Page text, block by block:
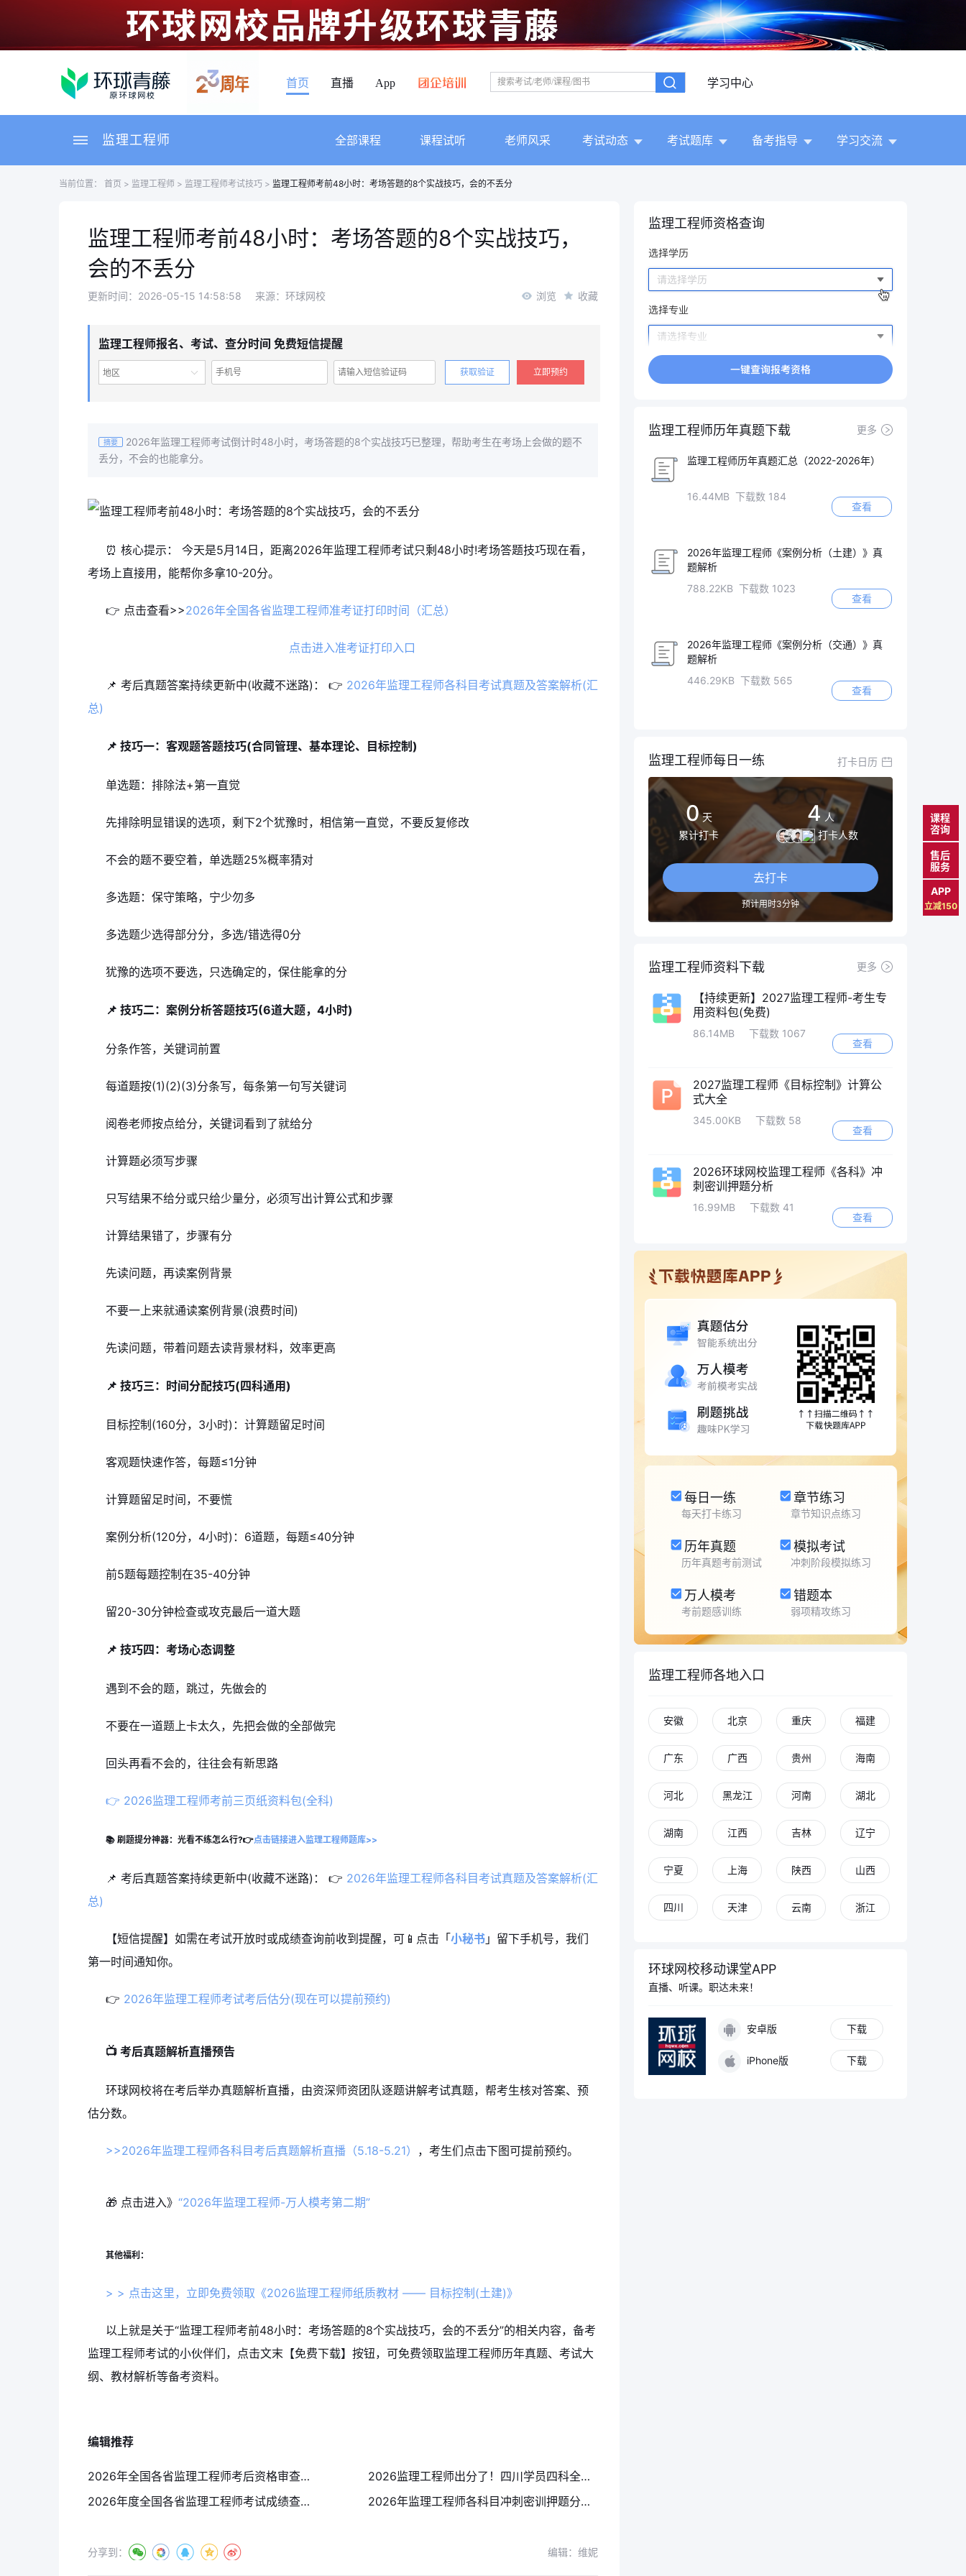
首页 直播 App 学习中心
监理工程师 全部课程 课程试听 老师风采 考试动态 考试题库 备考指导 学习交流
当前位置： 首页 > 监理工程师 > 监理工程师考试技巧 > 监理工程师考前48小时：考场答题的8个实战技巧，会的不丢分
监理工程师考前48小时：考场答题的8个实战技巧，
会的不丢分
更新时间：2026-05-15 14:58:58 来源：环球网校 浏览 收藏
监理工程师报名、考试、查分时间 免费短信提醒
地区 获取验证 立即预约
摘要
2026年监理工程师考试倒计时48小时，考场答题的8个实战技巧已整理，帮助考生在考场上会做的题不
丢分，不会的也能拿分。
⏰ 核心提示： 今天是5月14日，距离2026年监理工程师考试只剩48小时!考场答题技巧现在看，
考场上直接用，能帮你多拿10-20分。
👉 点击查看>>2026年全国各省监理工程师准考证打印时间（汇总）
点击进入准考证打印入口
📌 考后真题答案持续更新中(收藏不迷路)： 👉 2026年监理工程师各科目考试真题及答案解析(汇
总)
📌 技巧一：客观题答题技巧(合同管理、基本理论、目标控制)
单选题：排除法+第一直觉
先排除明显错误的选项，剩下2个犹豫时，相信第一直觉，不要反复修改
不会的题不要空着，单选题25%概率猜对
多选题：保守策略，宁少勿多
多选题少选得部分分，多选/错选得0分
犹豫的选项不要选，只选确定的，保住能拿的分
📌 技巧二：案例分析答题技巧(6道大题，4小时)
分条作答，关键词前置
每道题按(1)(2)(3)分条写，每条第一句写关键词
阅卷老师按点给分，关键词看到了就给分
计算题必须写步骤
只写结果不给分或只给少量分，必须写出计算公式和步骤
计算结果错了，步骤有分
先读问题，再读案例背景
不要一上来就通读案例背景(浪费时间)
先读问题，带着问题去读背景材料，效率更高
📌 技巧三：时间分配技巧(四科通用)
目标控制(160分，3小时)：计算题留足时间
客观题快速作答，每题≤1分钟
计算题留足时间，不要慌
案例分析(120分，4小时)：6道题，每题≤40分钟
前5题每题控制在35-40分钟
留20-30分钟检查或攻克最后一道大题
📌 技巧四：考场心态调整
遇到不会的题，跳过，先做会的
不要在一道题上卡太久，先把会做的全部做完
回头再看不会的，往往会有新思路
👉 2026监理工程师考前三页纸资料包(全科)
📚 刷题提分神器：光看不练怎么行?👉点击链接进入监理工程师题库>>
📌 考后真题答案持续更新中(收藏不迷路)： 👉 2026年监理工程师各科目考试真题及答案解析(汇
总)
【短信提醒】如需在考试开放时或成绩查询前收到提醒，可📱 点击「小秘书 」 留下手机号，我们
第一时间通知你。
👉 2026年监理工程师考试考后估分(现在可以提前预约)
📺 考后真题解析直播预告
环球网校将在考后举办真题解析直播，由资深师资团队逐题讲解考试真题，帮考生核对答案、预
估分数。
>>2026年监理工程师各科目考后真题解析直播（5.18-5.21） ，考生们点击下图可提前预约。
🎁 点击进入》 “2026年监理工程师-万人模考第二期”
其他福利：
> > 点击这里，立即免费领取《2026监理工程师纸质教材 —— 目标控制(土建)》
以上就是关于“监理工程师考前48小时：考场答题的8个实战技巧，会的不丢分”的相关内容，备考
监理工程师考试的小伙伴们，点击文末【免费下载】按钮，可免费领取监理工程师历年真题、考试大
纲、教材解析等备考资料。
编辑推荐
2026年全国各省监理工程师考后资格审查通知（汇总）7月27日更新
2026监理工程师出分了！四川学员四科全过晒分，目标控制111案例92怎么做到的
2026年度全国各省监理工程师考试成绩查询时间（汇总）7月21日更新
2026年监理工程师各科目冲刺密训押题分析汇总：哪科押得最准？
分享到： 编辑：维妮
监理工程师资格查询
监理工程师历年真题下载 更多
监理工程师历年真题汇总（2022-2026年）
16.44MB 下载数 184
查看
2026年监理工程师《案例分析（土建）》真
题解析
788.22KB 下载数 1023
查看
2026年监理工程师《案例分析（交通）》真
题解析
446.29KB 下载数 565
查看
监理工程师每日一练 打卡日历
0 天
累计打卡
4 人
打卡人数
去打卡
预计用时3分钟
监理工程师资料下载 更多
【持续更新】2027监理工程师-考生专
用资料包(免费)
86.14MB
下载数 1067
查看
2027监理工程师《目标控制》计算公
式大全
345.00KB
下载数 58
查看
2026环球网校监理工程师《各科》冲
刺密训押题分析
16.99MB
下载数 41
查看
每日一练
每天打卡练习
章节练习
章节知识点练习
历年真题
历年真题考前测试
模拟考试
冲刺阶段模拟练习
万人模考
考前题感训练
错题本
弱项精攻练习
监理工程师各地入口
安徽 北京 重庆 福建
广东 广西 贵州 海南
河北 黑龙江 河南 湖北
湖南 江西 吉林 辽宁
宁夏 上海 陕西 山西
四川 天津 云南 浙江
环球网校移动课堂APP
直播、听课。职达未来！
安卓版 下载
iPhone版 下载
课程
咨询
售后
服务
APP
立减150